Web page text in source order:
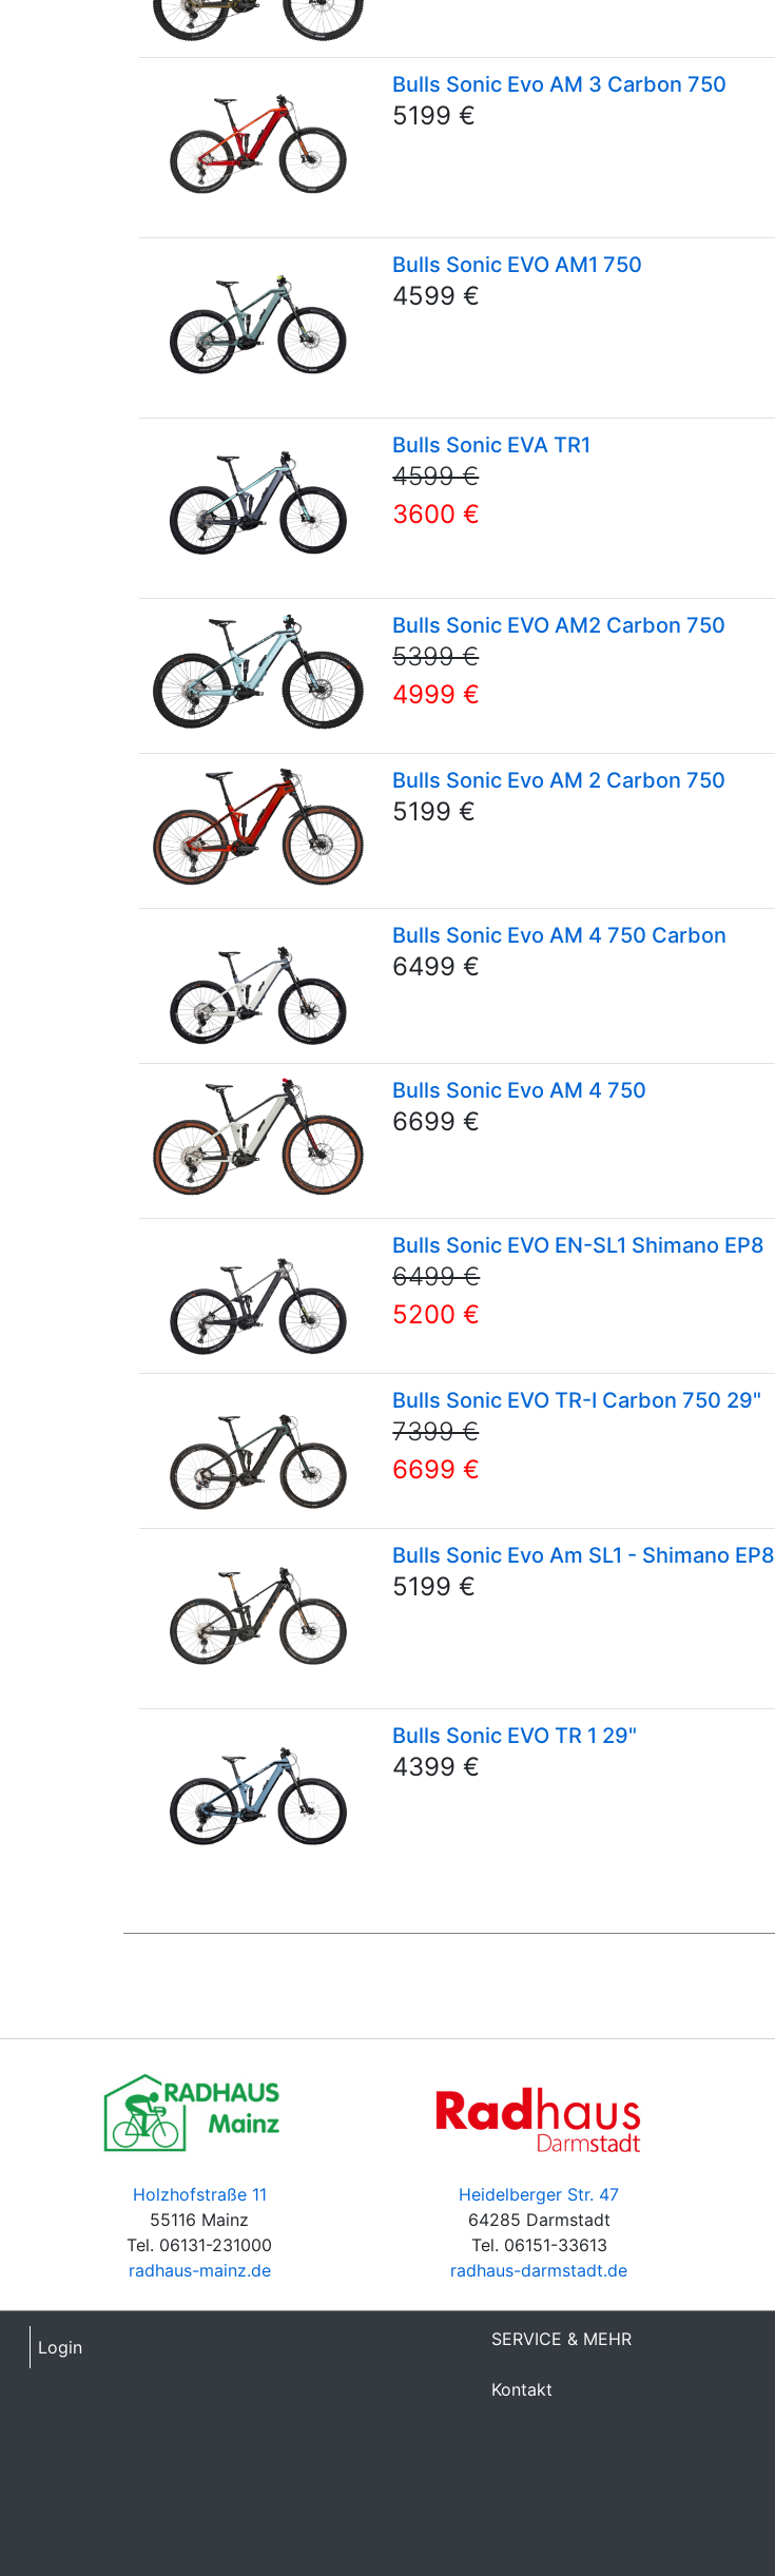
Bulls Sonic Evo AM 3 Carbon 750
5199 €
Bulls Sonic EVO AM1 750
4599 €
Bulls Sonic EVA TR1
4599 €
3600 €
Bulls Sonic EVO AM2 Carbon 750
5399 €
4999 €
Bulls Sonic Evo AM 2 Carbon 750
5199 €
Bulls Sonic Evo AM 4 750 Carbon
6499 €
Bulls Sonic Evo AM 4 750
6699 €
Bulls Sonic EVO EN-SL1 Shimano EP8
6499 €
5200 €
Bulls Sonic EVO TR-I Carbon 750 29"
7399 €
6699 €
Bulls Sonic Evo Am SL1 - Shimano EP8
5199 €
Bulls Sonic EVO TR 1 29"
4399 €
Holzhofstraße 11
55116 Mainz
Tel. 06131-231000
radhaus-mainz.de
Heidelberger Str. 47
64285 Darmstadt
Tel. 06151-33613
radhaus-darmstadt.de
Login SERVICE & MEHR
Kontakt